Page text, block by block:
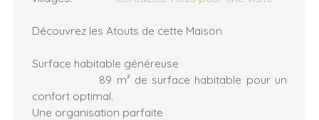
Découvrez les Atouts de cette Maison
Surface habitable généreuse
89 m² de surface habitable pour un
confort optimal.
Une organisation parfaite